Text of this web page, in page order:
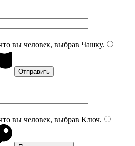
вы человек, выбрав Чашку.
вы человек, выбрав Ключ.